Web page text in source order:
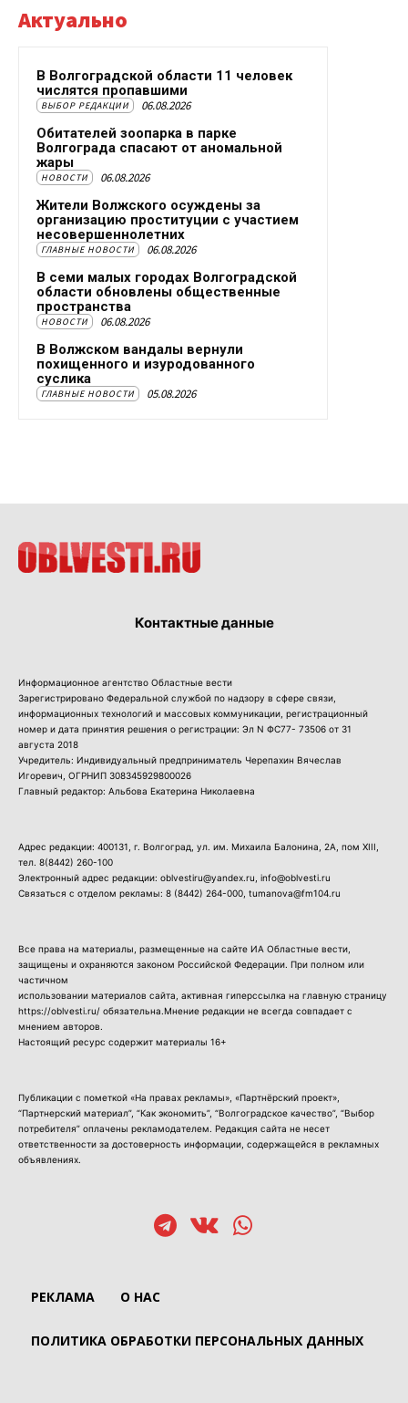
Актуально
В Волгоградской области 11 человек
числятся пропавшими
ВЫБОР РЕДАКЦИИ 06.08.2026
Обитателей зоопарка в парке
Волгограда спасают от аномальной
жары
НОВОСТИ 06.08.2026
Жители Волжского осуждены за
организацию проституции с участием
несовершеннолетних
ГЛАВНЫЕ НОВОСТИ 06.08.2026
В семи малых городах Волгоградской
области обновлены общественные
пространства
НОВОСТИ 06.08.2026
В Волжском вандалы вернули
похищенного и изуродованного
суслика
ГЛАВНЫЕ НОВОСТИ 05.08.2026
Контактные данные
Информационное агентство Областные вести
Зарегистрировано Федеральной службой по надзору в сфере связи,
информационных технологий и массовых коммуникации, регистрационный
номер и дата принятия решения о регистрации: Эл N ФС77- 73506 от 31
августа 2018
Учредитель: Индивидуальный предприниматель Черепахин Вячеслав
Игоревич, ОГРНИП 308345929800026
Главный редактор: Альбова Екатерина Николаевна
Адрес редакции: 400131, г. Волгоград, ул. им. Михаила Балонина, 2А, пом XIII,
тел. 8(8442) 260-100
Электронный адрес редакции: oblvestiru@yandex.ru, info@oblvesti.ru
Связаться с отделом рекламы: 8 (8442) 264-000 , tumanova@fm104.ru
Все права на материалы, размещенные на сайте ИА Областные вести,
защищены и охраняются законом Российской Федерации. При полном или
частичном
использовании материалов сайта, активная гиперссылка на главную страницу
https://oblvesti.ru/ обязательна.Мнение редакции не всегда совпадает с
мнением авторов.
Настоящий ресурс содержит материалы 16+
Публикации с пометкой «На правах рекламы», «Партнёрский проект»,
“Партнерский материал”, “Как экономить”, “Волгоградское качество”, “Выбор
потребителя” оплачены рекламодателем. Редакция сайта не несет
ответственности за достоверность информации, содержащейся в рекламных
объявлениях.
РЕКЛАМА О НАС
ПОЛИТИКА ОБРАБОТКИ ПЕРСОНАЛЬНЫХ ДАННЫХ